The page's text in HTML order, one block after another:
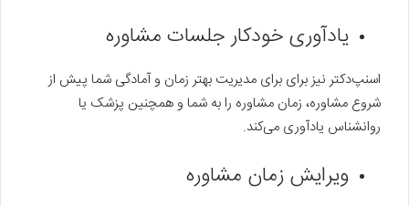
یادآوری خودکار جلسات مشاوره
اسنپ‌دکتر نیز برای برای مدیریت بهتر زمان و آمادگی شما پیش از
شروع مشاوره، زمان مشاوره را به شما و همچنین پزشک یا
روانشناس یادآوری می‌کند.
ویرایش زمان مشاوره